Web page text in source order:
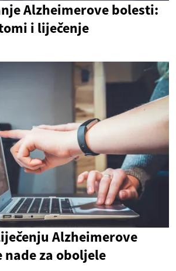
Alzheimerove bolesti:
i liječenje
Alzheimerove
nade za oboljele